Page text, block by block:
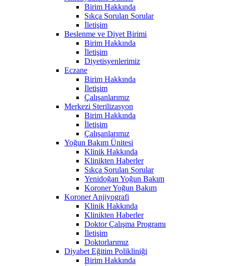
Birim Hakkında
Sıkça Sorulan Sorular
İletişim
Beslenme ve Diyet Birimi
Birim Hakkında
İletişim
Diyetisyenlerimiz
Eczane
Birim Hakkında
İletişim
Çalışanlarımız
Merkezi Sterilizasyon
Birim Hakkında
İletişim
Çalışanlarımız
Yoğun Bakım Ünitesi
Klinik Hakkında
Klinikten Haberler
Sıkça Sorulan Sorular
Yenidoğan Yoğun Bakım
Koroner Yoğun Bakım
Koroner Anjiyografi
Klinik Hakkında
Klinikten Haberler
Doktor Çalışma Programı
İletişim
Doktorlarımız
Diyabet Eğitim Polikliniği
Birim Hakkında